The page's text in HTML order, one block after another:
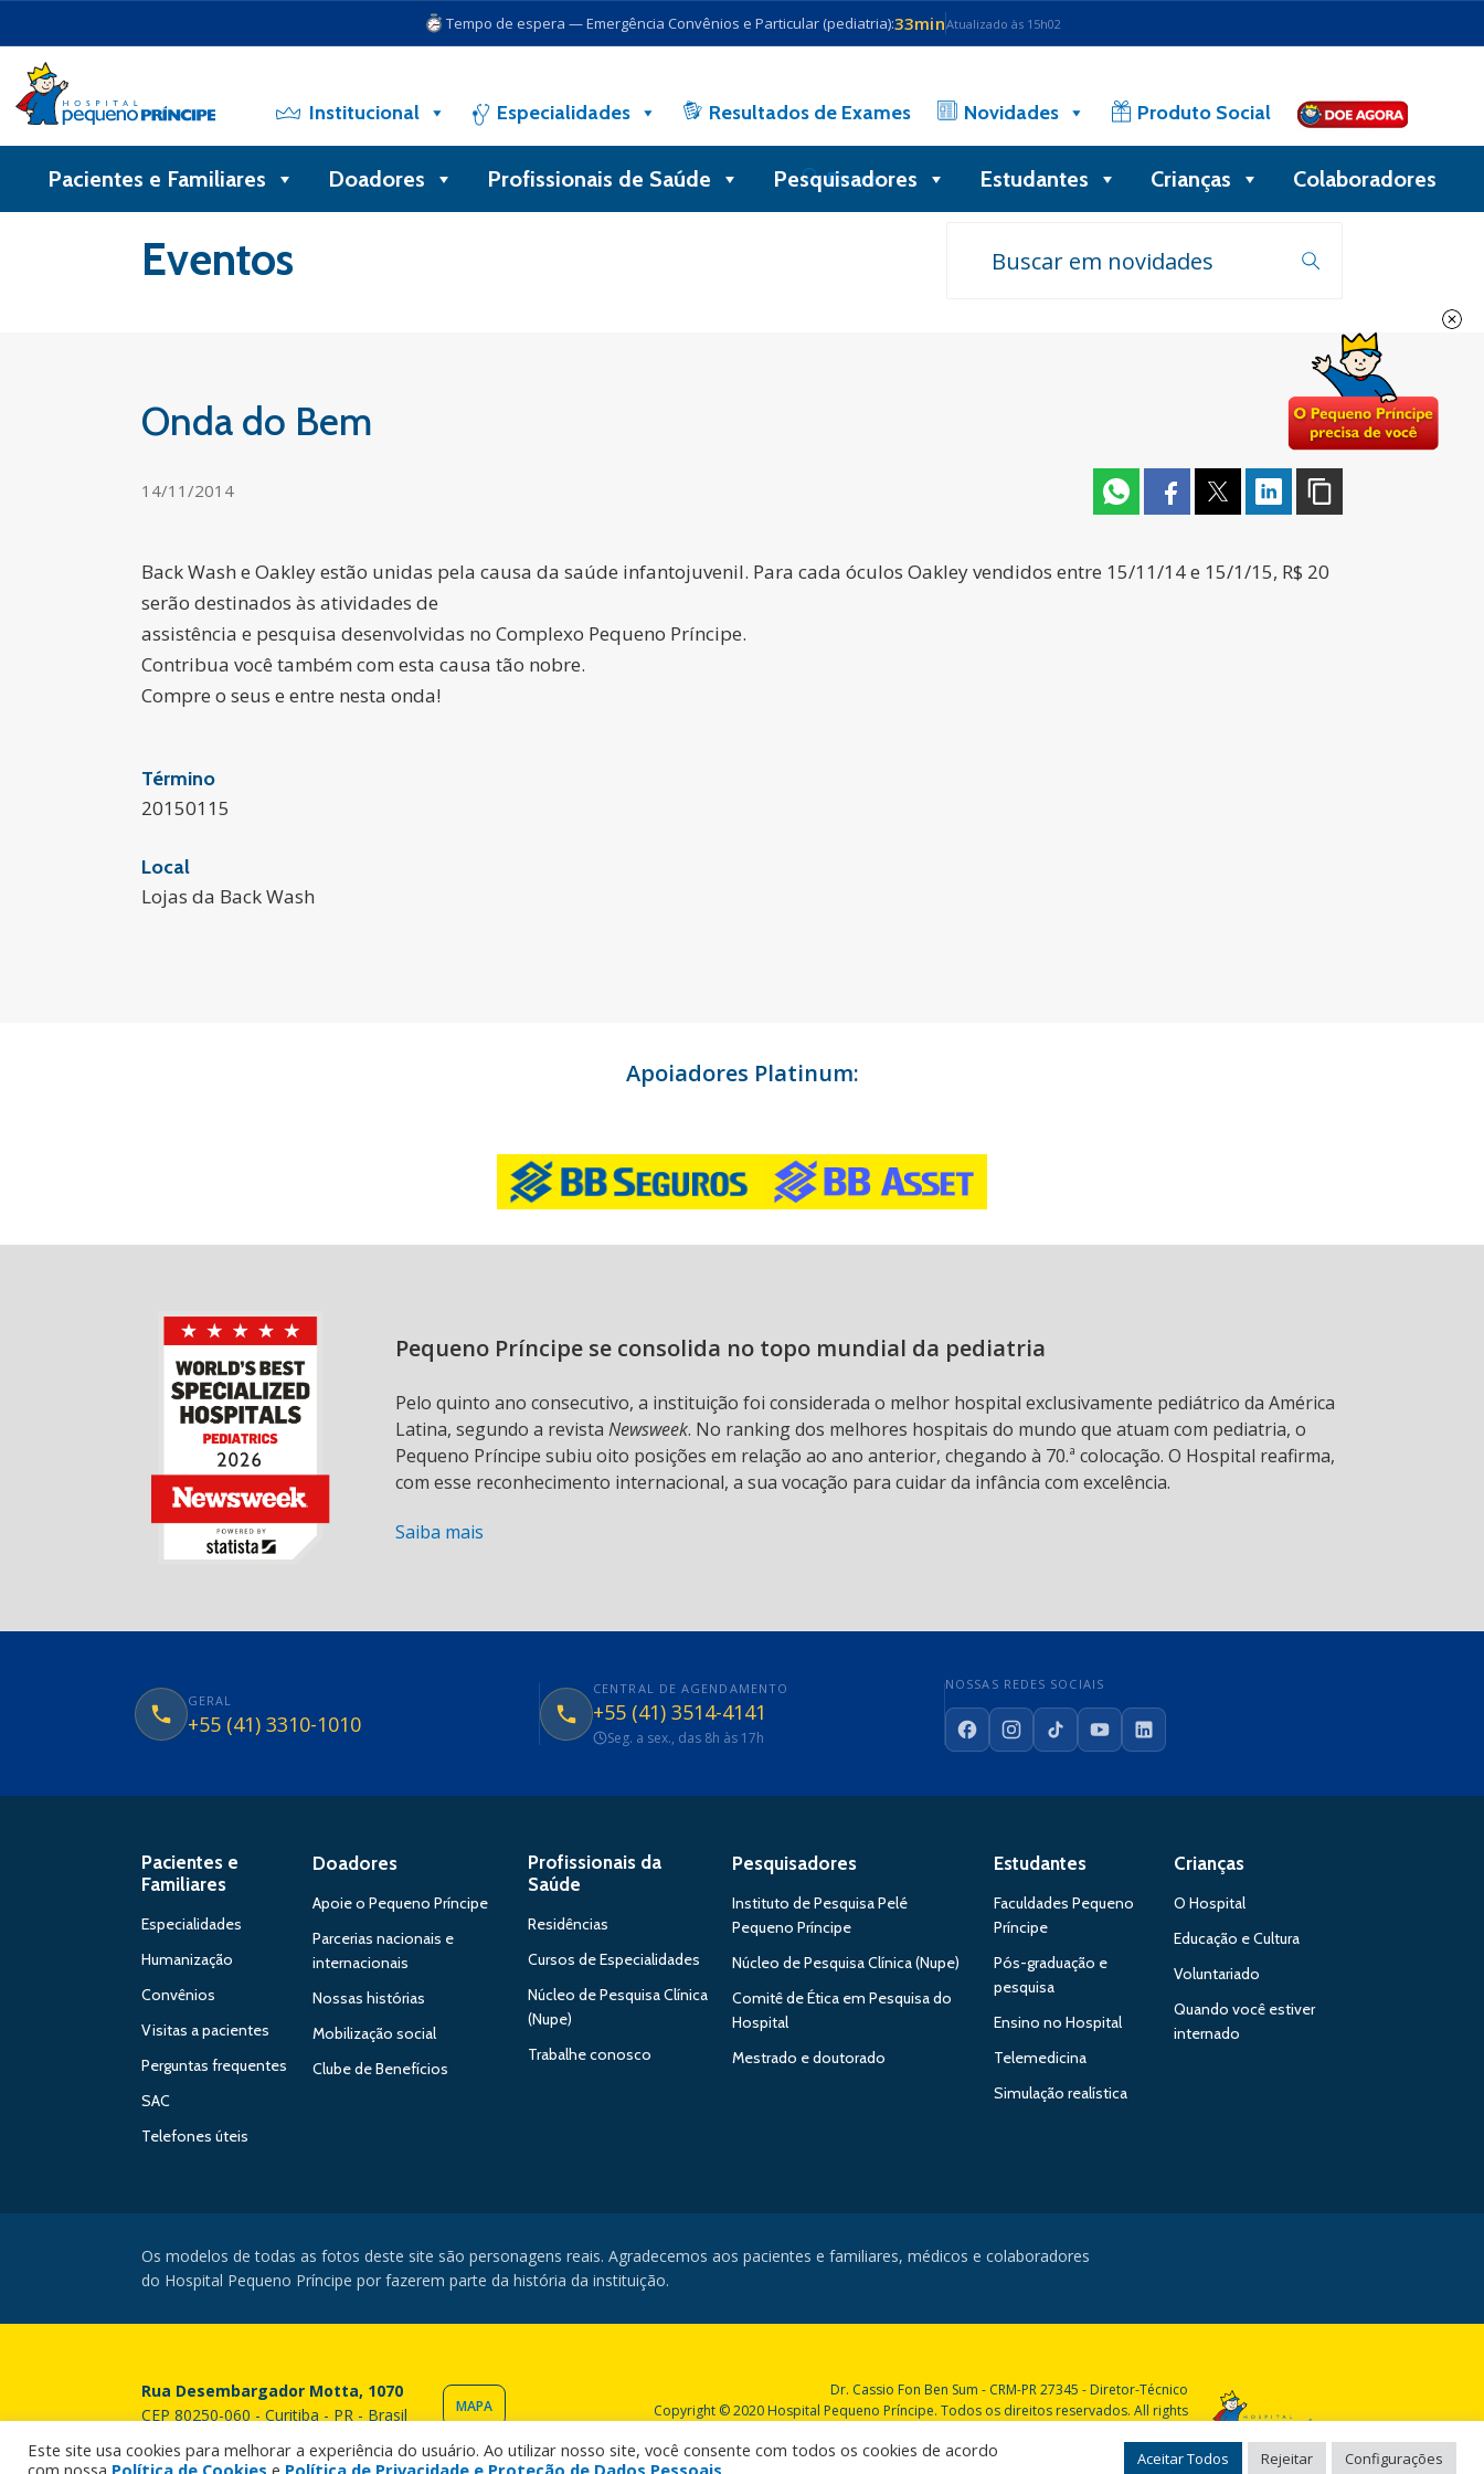
Tempo de espera — Emergência Convênios e Particular (pediatria):33minAtualizado às 15h02
Institucional Especialidades Resultados de Exames Novidades Produto Social
Busca
Pacientes e Familiares Doadores Profissionais de Saúde Pesquisadores Estudantes Crianças Colaboradores
Eventos
Onda do Bem
14/11/2014
Back Wash e Oakley estão unidas pela causa da saúde infantojuvenil. Para cada óculos Oakley vendidos entre 15/11/14 e 15/1/15, R$ 20
serão destinados às atividades de
assistência e pesquisa desenvolvidas no Complexo Pequeno Príncipe.
Contribua você também com esta causa tão nobre.
Compre o seus e entre nesta onda!
Término
20150115
Local
Lojas da Back Wash
Apoiadores Platinum:
Pequeno Príncipe se consolida no topo mundial da pediatria
Pelo quinto ano consecutivo, a instituição foi considerada o melhor hospital exclusivamente pediátrico da América
Latina, segundo a revista Newsweek. No ranking dos melhores hospitais do mundo que atuam com pediatria, o
Pequeno Príncipe subiu oito posições em relação ao ano anterior, chegando à 70.ª colocação. O Hospital reafirma,
com esse reconhecimento internacional, a sua vocação para cuidar da infância com excelência.
Saiba mais
GERAL
+55 (41) 3310-1010
CENTRAL DE AGENDAMENTO
+55 (41) 3514-4141
Seg. a sex., das 8h às 17h
NOSSAS REDES SOCIAIS
FacebookInstagram
TikTokYouTubeLinkedIn
Pacientes e
Familiares
Especialidades
Humanização
Convênios
Visitas a pacientes
Perguntas frequentes
SAC
Telefones úteis
Doadores
Apoie o Pequeno Príncipe
Parcerias nacionais e
internacionais
Nossas histórias
Mobilização social
Clube de Benefícios
Profissionais da
Saúde
Residências
Cursos de Especialidades
Núcleo de Pesquisa Clínica
(Nupe)
Trabalhe conosco
Pesquisadores
Instituto de Pesquisa Pelé
Pequeno Príncipe
Núcleo de Pesquisa Clínica (Nupe)
Comitê de Ética em Pesquisa do
Hospital
Mestrado e doutorado
Estudantes
Faculdades Pequeno
Príncipe
Pós-graduação e
pesquisa
Ensino no Hospital
Telemedicina
Simulação realística
Crianças
O Hospital
Educação e Cultura
Voluntariado
Quando você estiver
internado
Os modelos de todas as fotos deste site são personagens reais. Agradecemos aos pacientes e familiares, médicos e colaboradores
do Hospital Pequeno Príncipe por fazerem parte da história da instituição.
Rua Desembargador Motta, 1070
CEP 80250-060 - Curitiba - PR - Brasil
MAPA
Dr. Cassio Fon Ben Sum - CRM-PR 27345 - Diretor-Técnico
Copyright © 2020 Hospital Pequeno Príncipe. Todos os direitos reservados. All rights
Este site usa cookies para melhorar a experiência do usuário. Ao utilizar nosso site, você consente com todos os cookies de acordo
com nossa Política de Cookies e Política de Privacidade e Proteção de Dados Pessoais Aceitar Todos Rejeitar Configurações